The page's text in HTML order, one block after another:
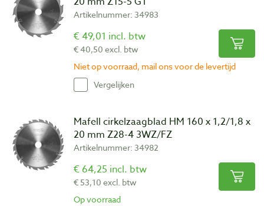
De vlaktanden zijn links en rechts afgeschuind en zagen
afwisselend. Zodoende worden de afzonderlijke tanden ontlast.
Dat leidt tot een gelijkmatige kwaliteit bij een lange standtijd.
Vlaktand
De snijkanten van de tanden zijn recht. Daardoor is de vertanding
robuust. Elke tand snijdt gelijk en wordt daarom bij harde
materialen zoals staal en schurende materialen toegepast.
Artikelnummer: 34983
€ 49,01 incl. btw
€ 40,50 excl. btw
Niet op voorraad, mail ons voor de levertijd
Vergelijken
Mafell cirkelzaagblad HM 160 x 1,2/1,8 x
20 mm Z28-4 3WZ/FZ
Artikelnummer: 34982
€ 64,25 incl. btw
€ 53,10 excl. btw
Op voorraad